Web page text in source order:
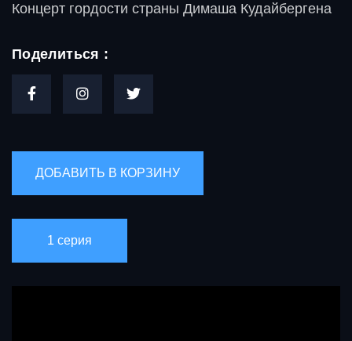
Концерт гордости страны Димаша Кудайбергена
Поделиться :
1 серия